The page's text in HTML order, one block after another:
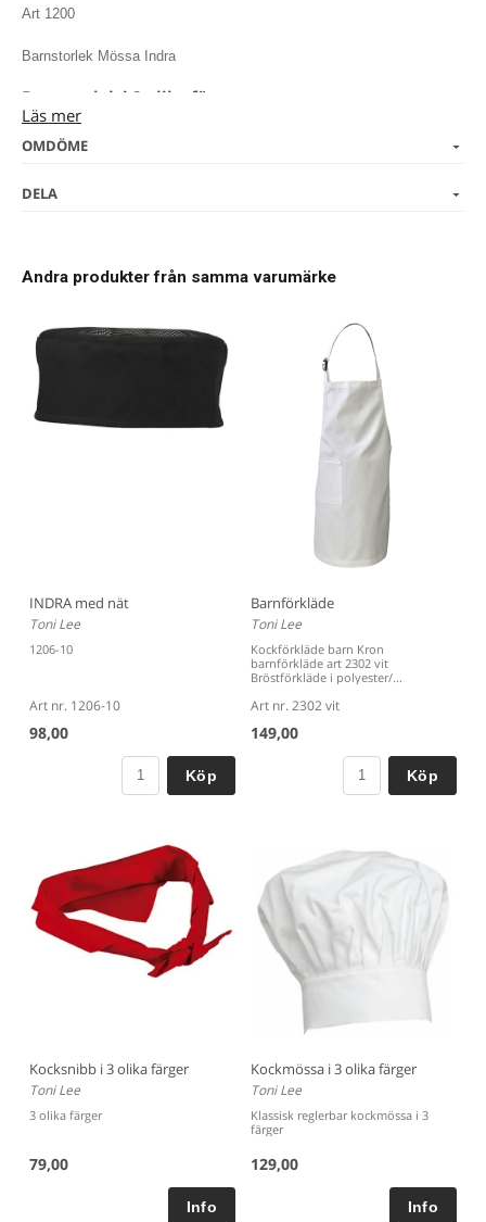
Art 1200
Barnstorlek Mössa Indra
Barnstorlek i 2 olika färger
Beskrivning:
Mössa typ pillerburk. Reglerbar storlek 53-57 cm
65% polyester 35% bomull. Vikt 205 gram/m².
Läs mer
OMDÖME
DELA
Andra produkter från samma varumärke
INDRA med nät
Toni Lee
1206-10
Art nr. 1206-10
98,00
Köp
Barnförkläde
Toni Lee
Kockförkläde barn Kron
barnförkläde art 2302 vit
Bröstförkläde i polyester/...
Art nr. 2302 vit
149,00
Köp
Kocksnibb i 3 olika färger
Toni Lee
3 olika färger
79,00
Kockmössa i 3 olika färger
Toni Lee
Klassisk reglerbar kockmössa i 3
färger
129,00